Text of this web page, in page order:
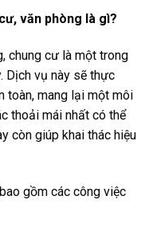
văn phòng là gì?
chung cư là một trong
Dịch vụ này sẽ thực
toàn, mang lại một môi
thoải mái nhất có thể
còn giúp khai thác hiệu
gồm các công việc